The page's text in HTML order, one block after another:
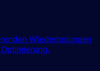
Wiederholungen